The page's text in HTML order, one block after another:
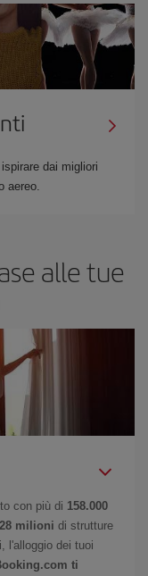
dai migliori
aereo.
alle tue
con più di 158.000
28 milioni di strutture
l'alloggio dei tuoi
ti